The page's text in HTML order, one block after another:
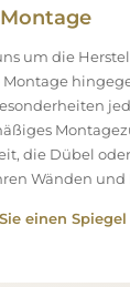
um die
Montage
die Dübel
Wänden und
einen